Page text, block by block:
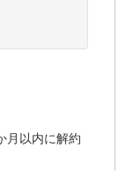
月以内に解約